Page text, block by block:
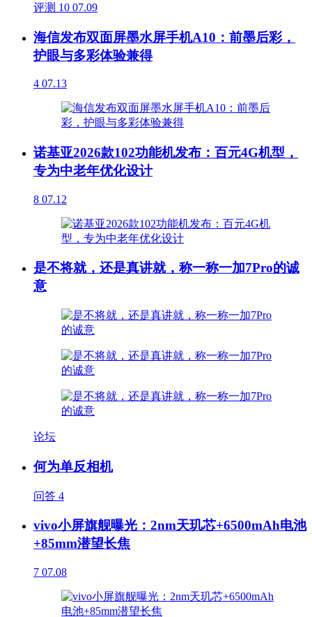
评测 10 07.09
海信发布双面屏墨水屏手机A10：前墨后彩，
护眼与多彩体验兼得
4 07.13
诺基亚2026款102功能机发布：百元4G机型，
专为中老年优化设计
8 07.12
是不将就，还是真讲就，称一称一加7Pro的诚
意
论坛
何为单反相机
问答 4
vivo小屏旗舰曝光：2nm天玑芯+6500mAh电池
+85mm潜望长焦
7 07.08